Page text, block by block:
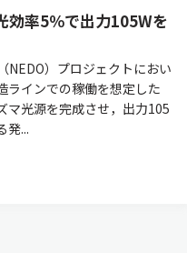
効率5％で出力105Wを
NEDO）プロジェクトにおい
ラインでの稼働を想定した
マ光源を完成させ，出力105
発...